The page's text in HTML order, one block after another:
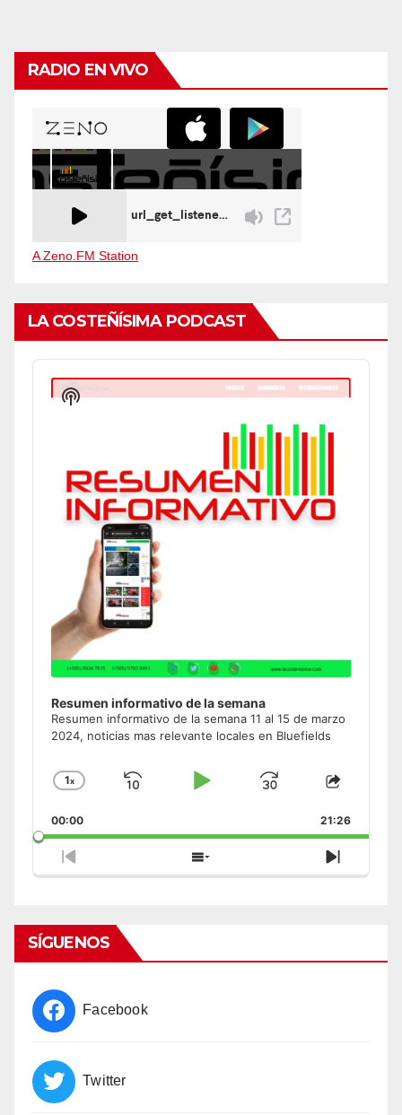
RADIO EN VIVO
A Zeno.FM Station
LA COSTEÑÍSIMA PODCAST
Audio
Player
Resumen informativo de la semana
Resumen informativo de la semana 11 al 15 de marzo
2024, noticias mas relevante locales en Bluefields
Change
Rate
1x
Skip
Play
Jump
Forward
Share
Episode
00:00 21:26
Previous
Episode
Show
Episodes
Next
Episode
Show
SÍGUENOS
Facebook
Twitter